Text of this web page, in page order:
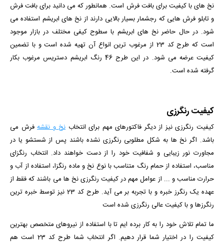
نخ های با کیفیت برای بافت فرش است. همانطور که می دانید برای بافت فرش
و تابلو فرش هایی که رجشمار بسیار بالایی دارند از نخ های ابریشم استفاده می
شود. در حال حاضر نخ های ابریشم با سطوح کیفی مختلف در بازار موجود
است که طرح کد 23 از مرغوب ترین انواع آن تهیه شده است و با تضمین
کیفیت عرضه می شود. در این طرح 46 رنگ ابریشم دستریس مرغوب بکار
گرفته شده است.
کیفیت رنگرزی
کیفیت رنگرزی نیز از دیگر فاکتورهای مهم برای انتخابنخ و نقشهفرش می
باشد. اگر نخ ها به شکل مطلوبی رنگرزی نشده باشند پس از شستشو یا در
مجاورت نور زیبایی و شفافیت خود را از دست خواهند داد. انتخاب رنگزای
مناسب، استفاده از حمام رنگ متناسب با نوع نخ و ماده رنگزا، استفاده از آب و
حرارت مناسب و ... از عوامل مهم در کیفیت رنگرزی نخ ها می باشند که فقط از
عهده یک رنگرز خبره و با تجربه بر می آید. طرح کد 23 نیز توسط خبره ترین
رنگرزها و با کیفیت عالی رنگرزی شده است
ما تمام تلاش خود را به کار برده ایم تا با استفاده از نیروهای متخصص بهترین
کیفیت را در اختیار شما قرار دهیم. اگر انتخاب شما طرح کد 23 است هم